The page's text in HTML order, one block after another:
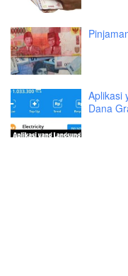
Aplikasi
Dana